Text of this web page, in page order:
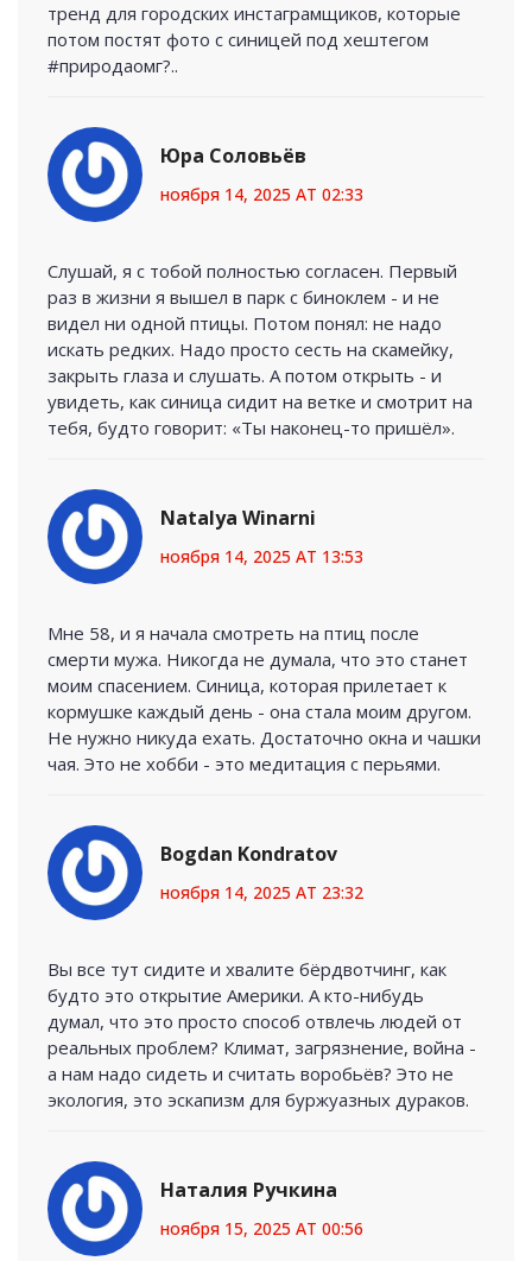
тренд для городских инстаграмщиков, которые
потом постят фото с синицей под хештегом
#природаомг?..
Юра Соловьёв
ноября 14, 2025 AT 02:33
Слушай, я с тобой полностью согласен. Первый
раз в жизни я вышел в парк с биноклем - и не
видел ни одной птицы. Потом понял: не надо
искать редких. Надо просто сесть на скамейку,
закрыть глаза и слушать. А потом открыть - и
увидеть, как синица сидит на ветке и смотрит на
тебя, будто говорит: «Ты наконец-то пришёл».
Natalya Winarni
ноября 14, 2025 AT 13:53
Мне 58, и я начала смотреть на птиц после
смерти мужа. Никогда не думала, что это станет
моим спасением. Синица, которая прилетает к
кормушке каждый день - она стала моим другом.
Не нужно никуда ехать. Достаточно окна и чашки
чая. Это не хобби - это медитация с перьями.
Bogdan Kondratov
ноября 14, 2025 AT 23:32
Вы все тут сидите и хвалите бёрдвотчинг, как
будто это открытие Америки. А кто-нибудь
думал, что это просто способ отвлечь людей от
реальных проблем? Климат, загрязнение, война -
а нам надо сидеть и считать воробьёв? Это не
экология, это эскапизм для буржуазных дураков.
Наталия Ручкина
ноября 15, 2025 AT 00:56